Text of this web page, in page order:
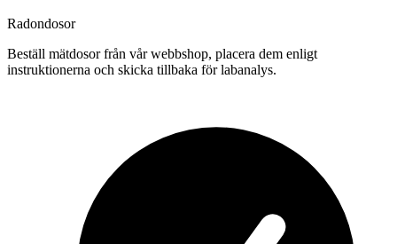
Radondosor
Beställ mätdosor från vår webbshop, placera dem enligt
instruktionerna och skicka tillbaka för labanalys.